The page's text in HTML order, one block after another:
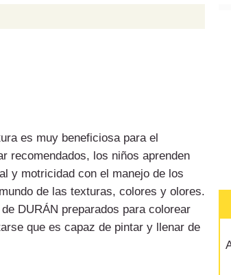
es muy beneficiosa para el
recomendados, los niños aprenden
y motricidad con el manejo de los
de las texturas, colores y olores.
DURÁN preparados para colorear
que es capaz de pintar y llenar de